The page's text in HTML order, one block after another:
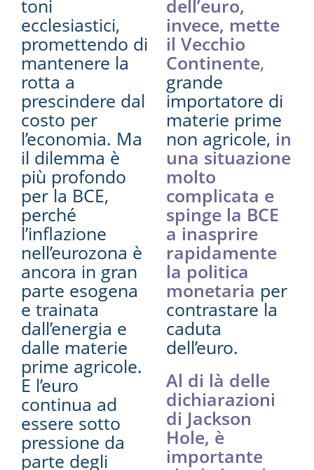
toni
ecclesiastici,
promettendo di
mantenere la
rotta a
prescindere dal
costo per
l’economia. Ma
il dilemma è
più profondo
per la BCE,
perché
l’inflazione
nell’eurozona è
ancora in gran
parte esogena
e trainata
dall’energia e
dalle materie
prime agricole.
E l’euro
continua ad
essere sotto
pressione da
parte degli
dell’euro,
invece, mette
il Vecchio
Continente,
grande
importatore di
materie prime
non agricole, in
una situazione
molto
complicata e
spinge la BCE
a inasprire
rapidamente
la politica
monetaria per
contrastare la
caduta
dell’euro.
Al di là delle
dichiarazioni
di Jackson
Hole, è
importante